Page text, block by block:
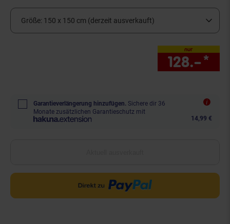
Größe: 150 x 150 cm (derzeit ausverkauft)
nur
128.–*
Garantieverlängerung hinzufügen. Sichere dir 36
Monate zusätzlichen Garantieschutz mit
14,99 €